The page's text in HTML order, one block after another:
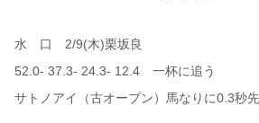
水 口 2/9(木)栗坂良
52.0- 37.3- 24.3- 12.4 一杯に追う
サトノアイ（古オープン）馬なりに0.3秒